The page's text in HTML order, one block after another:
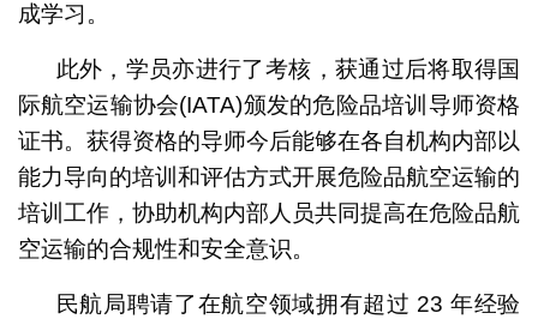
成学习。
此外，学员亦进行了考核，获通过后将取得国
际航空运输协会(IATA)颁发的危险品培训导师资格
证书。获得资格的导师今后能够在各自机构内部以
能力导向的培训和评估方式开展危险品航空运输的
培训工作，协助机构内部人员共同提高在危险品航
空运输的合规性和安全意识。
民航局聘请了在航空领域拥有超过 23 年经验